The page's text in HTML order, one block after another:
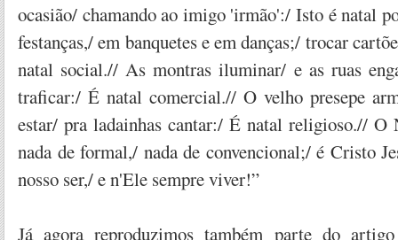
ocasião/ chamando ao imigo 'irmão':/ Isto é natal
festanças,/ em banquetes e em danças;/ trocar
natal social.// As montras iluminar/ e as ruas
traficar:/ É natal comercial.// O velho presepe
estar/ pra ladainhas cantar:/ É natal religioso.// O
nada de formal,/ nada de convencional;/ é Cristo
nosso ser,/ e n'Ele sempre viver!”
Já agora reproduzimos também parte do